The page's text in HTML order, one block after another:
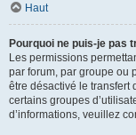
Haut
Pourquoi ne puis-je pas
Les permissions
par forum, par groupe ou
être désactivé le transfert
certains groupes
d’informations, veuillez